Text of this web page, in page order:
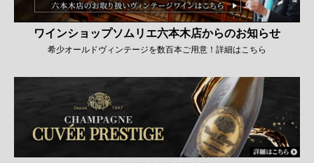
ワインショップソムリエ六本木店からのお知らせ
希少オールドヴィンテージを数百本ご用意！詳細はこちら